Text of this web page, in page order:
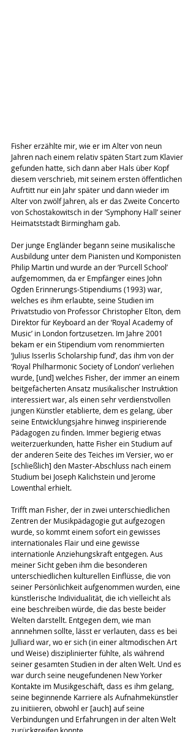
Fisher erzählte mir, wie er im Alter von neun
Jahren nach einem relativ späten Start zum Klavier
gefunden hatte, sich dann aber Hals über Kopf
diesem verschrieb, mit seinem ersten öffentlichen
Aufrtitt nur ein Jahr später und dann wieder im
Alter von zwölf Jahren, als er das Zweite Concerto
von Schostakowitsch in der ‘Symphony Hall’ seiner
Heimatststadt Birmingham gab.
Der junge Engländer begann seine musikalische
Ausbildung unter dem Pianisten und Komponisten
Philip Martin und wurde an der ‘Purcell School’
aufgemommen, da er Empfänger eines John
Ogden Erinnerungs-Stipendiums (1993) war,
welches es ihm erlaubte, seine Studien im
Privatstudio von Professor Christopher Elton, dem
Direktor für Keyboard an der ‘Royal Academy of
Music’ in London fortzusetzen. Im Jahre 2001
bekam er ein Stipendium vom renommierten
‘Julius Isserlis Scholarship fund’, das ihm von der
‘Royal Philharmonic Society of London’ verliehen
wurde, [und] welches Fisher, der immer an einem
beitgefächerten Ansatz musikalischer Instruktion
interessiert war, als einen sehr verdienstvollen
jungen Künstler etablierte, dem es gelang, über
seine Entwicklungsjahre hinweg inspirierende
Pädagogen zu finden. Immer begierig etwas
weiterzuerkunden, hatte Fisher ein Studium auf
der anderen Seite des Teiches im Versier, wo er
[schließlich] den Master-Abschluss nach einem
Studium bei Joseph Kalichstein und Jerome
Lowenthal erhielt.
Trifft man Fisher, der in zwei unterschiedlichen
Zentren der Musikpädagogie gut aufgezogen
wurde, so kommt einem sofort ein gewisses
internationales Flair und eine gewisse
internationle Anziehungskraft entgegen. Aus
meiner Sicht geben ihm die besonderen
unterschiedlichen kulturellen Einflüsse, die von
seiner Persönlichkeit aufgenommen wurden, eine
künstlerische Individualität, die ich vielleicht als
eine beschreiben würde, die das beste beider
Welten darstellt. Entgegen dem, wie man
annnehmen sollte, lässt er verlauten, dass es bei
Julliard war, wo er sich (in einer altmodischen Art
und Weise) disziplinierter fühlte, als während
seiner gesamten Studien in der alten Welt. Und es
war durch seine neugefundenen New Yorker
Kontakte im Musikgeschäft, dass es ihm gelang,
seine beginnende Karriere als Aufnahmekünstler
zu initiieren, obwohl er [auch] auf seine
Verbindungen und Erfahrungen in der alten Welt
zurückgreifen konnte.